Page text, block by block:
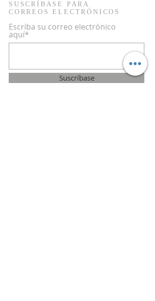
SUSCRÍBASE PARA
CORREOS ELECTRÓNICOS
Escriba su correo electrónico
aquí*
Suscríbase